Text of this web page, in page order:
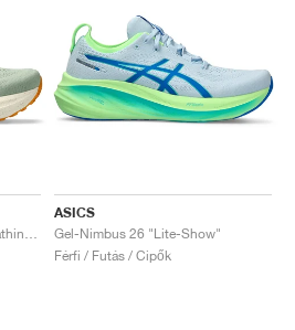
ASICS
Gel-Nimbus 26 "Lite-Show"
Férfi / Futás / Cipők